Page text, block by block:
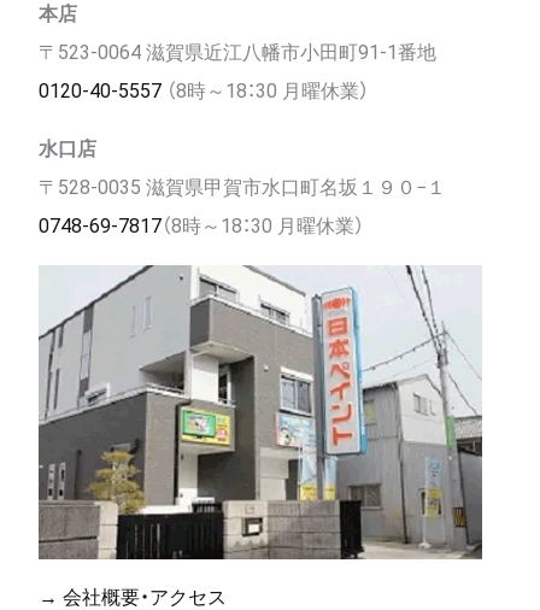
本店
〒523-0064 滋賀県近江八幡市小田町91-1番地
0120-40-5557（8時～18：30 月曜休業）
水口店
〒528-0035 滋賀県甲賀市水口町名坂１９０−１
0748-69-7817（8時～18：30 月曜休業）
→ 会社概要・アクセス